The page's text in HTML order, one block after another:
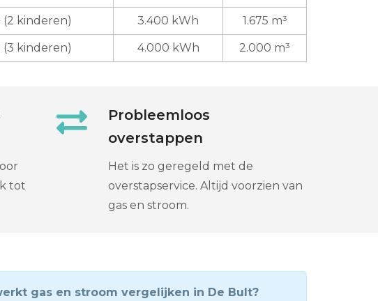
(2 kinderen) 3.400 kWh 1.675 m³
(3 kinderen) 4.000 kWh 2.000 m³
tot
Probleemloos
overstappen
Het is zo geregeld met de
overstapservice. Altijd voorzien van
gas en stroom.
gas en stroom vergelijken in De Bult?